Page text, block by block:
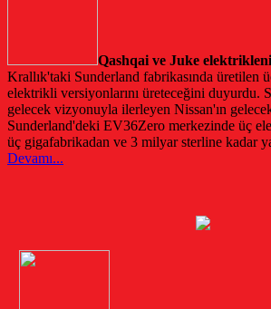
Qashqai ve Juke
Krallık'taki Sunderland fabrikasında üretilen
elektrikli versiyonlarını üreteceğini duyurdu.
gelecek vizyonuyla ilerleyen Nissan'ın
Sunderland'deki EV36Zero merkezinde üç
üç gigafabrikadan ve 3 milyar sterline kadar
Devamı...